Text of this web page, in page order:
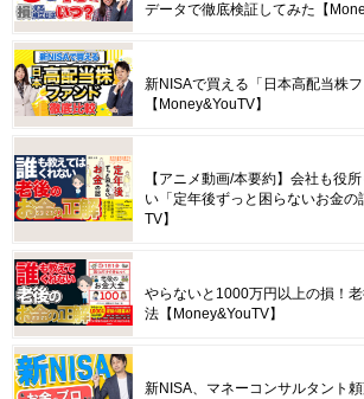
データで徹底検証してみた【
新NISAで買える「日本高配当株
【Money&YouTV】
【アニメ動画/本要約】会社も役
い「定年後ずっと困らないお金の
TV】
やらないと1000万円以上の損！
法【Money&YouTV】
新NISA、マネーコンサルタント